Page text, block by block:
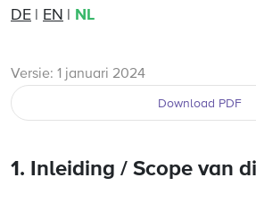
DE
EN NL
Versie: 1 januari 2024
Download PDF
1. Inleiding / Scope van